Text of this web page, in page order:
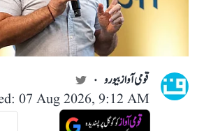
قومی آواز بیورو
07 Aug 2026, 9:12 AM